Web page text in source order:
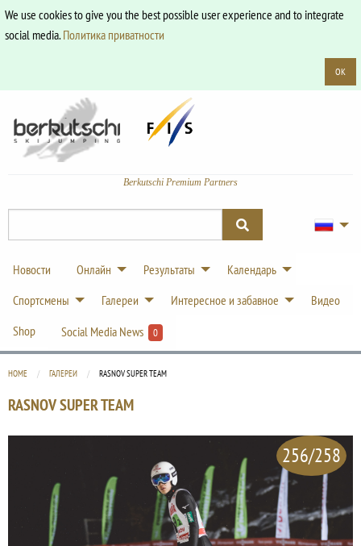
We use cookies to give you the best possible user experience and to integrate
social media.Политика приватности
OK
Berkutschi Premium Partners
Новости Онлайн Результаты
Календарь
Спортсмены
Галереи Интересное и забавное
Видео
Shop
Social Media News 0
HOME ГАЛЕРЕИ CURRENT:
RASNOV SUPER TEAM
RASNOV SUPER TEAM
256/258